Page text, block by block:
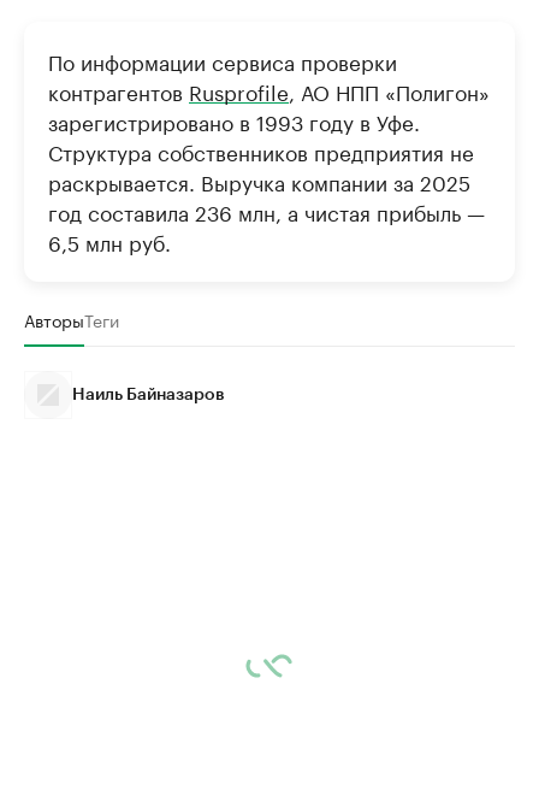
По информации сервиса проверки
контрагентов Rusprofile, АО НПП «Полигон»
зарегистрировано в 1993 году в Уфе.
Структура собственников предприятия не
раскрывается. Выручка компании за 2025
год составила 236 млн, а чистая прибыль —
6,5 млн руб.
АвторыТеги
Наиль Байназаров